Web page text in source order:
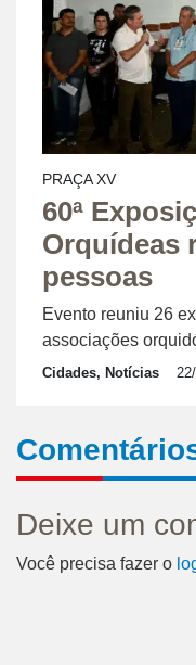
PRAÇA XV
60ª
Orquídeas
pessoas
Evento reuniu 26
associações
Cidades, Notícias
Deixe um
Você precisa fazer o